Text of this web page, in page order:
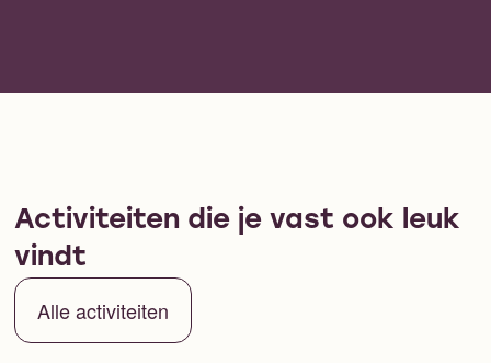
Activiteiten die je vast ook leuk
vindt
Alle activiteiten